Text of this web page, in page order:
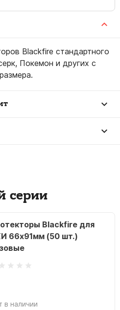
Blackfire стандартного
Покемон и других с
серии
Blackfire для
66x91мм (50 шт.)
в наличии